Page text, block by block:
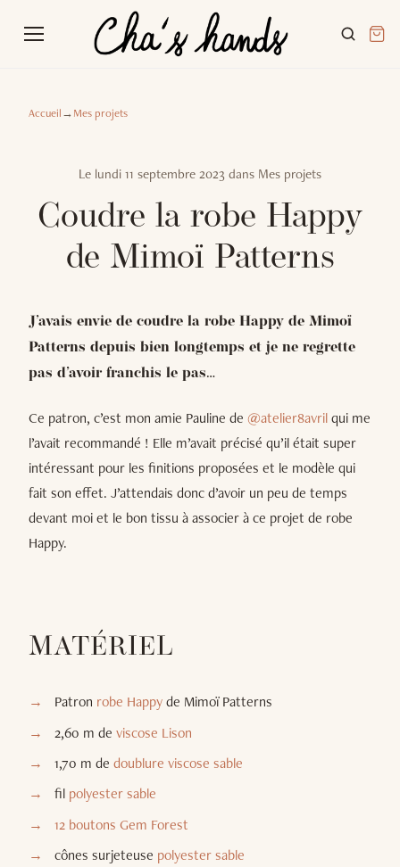
Accueil→Mes projets
Le lundi 11 septembre 2023 dans Mes projets
Coudre la robe Happy
de Mimoï Patterns
J’avais envie de coudre la robe Happy de Mimoï
Patterns depuis bien longtemps et je ne regrette
pas d’avoir franchis le pas…
Ce patron, c’est mon amie Pauline de @atelier8avrilqui me
l’avait recommandé ! Elle m’avait précisé qu’il était super
intéressant pour les finitions proposées et le modèle qui
fait son effet. J’attendais donc d’avoir un peu de temps
devant moi et le bon tissu à associer à ce projet de robe
Happy.
MATÉRIEL
Patron robe Happyde Mimoï Patterns
2,60 m de viscose Lison
1,70 m de doublure viscose sable
fil polyester sable
12 boutons Gem Forest
cônes surjeteuse polyester sable